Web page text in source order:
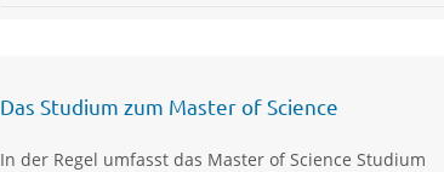
Das Studium zum Master of Science
In der Regel umfasst das Master of Science Studium